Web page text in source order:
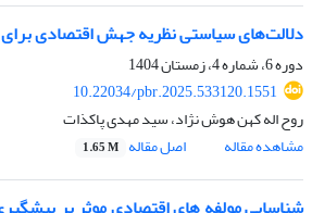
دلالت‌های سیاستی نظریه جهش اقتصادی برای
دوره 6، شماره 4، زمستان 1404
10.22034/pbr.2025.533120.1551
روح اله کهن هوش نژاد، سید مهدی پاکذات
مشاهده مقاله
اصل مقاله 1.65 M